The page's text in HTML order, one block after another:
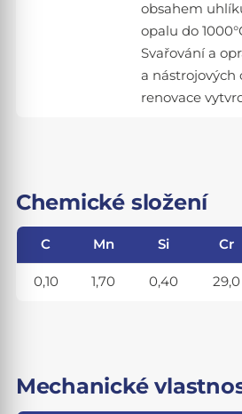
obsahem
opalu do
Svařování a
a nástrojových
renovace
Chemické složení
C Mn Si Cr
0,10 1,70 0,40 29,0
Mechanické